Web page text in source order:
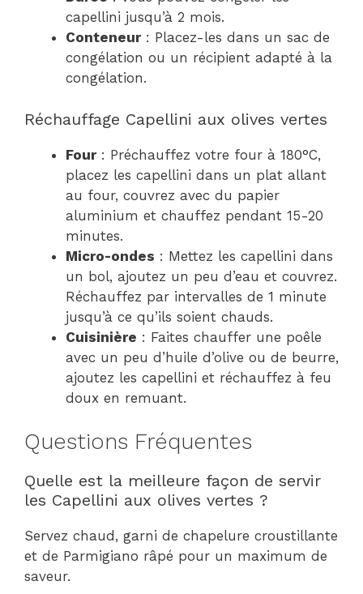
capellini jusqu’à 2 mois.
Conteneur: Placez-les dans un sac de
congélation ou un récipient adapté à la
congélation.
Réchauffage Capellini aux olives vertes
Four: Préchauffez votre four à 180°C,
placez les capellini dans un plat allant
au four, couvrez avec du papier
aluminium et chauffez pendant 15-20
minutes.
Micro-ondes : Mettez les capellini dans
un bol, ajoutez un peu d’eau et couvrez.
Réchauffez par intervalles de 1 minute
jusqu’à ce qu’ils soient chauds.
Cuisinière : Faites chauffer une poêle
avec un peu d’huile d’olive ou de beurre,
ajoutez les capellini et réchauffez à feu
doux en remuant.
Questions Fréquentes
Quelle est la meilleure façon de servir
les Capellini aux olives vertes ?
Servez chaud, garni de chapelure croustillante
et de Parmigiano râpé pour un maximum de
saveur.